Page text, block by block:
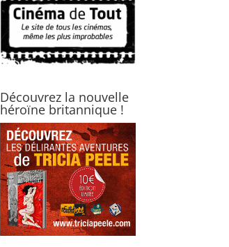
Découvrez la nouvelle
héroïne britannique !